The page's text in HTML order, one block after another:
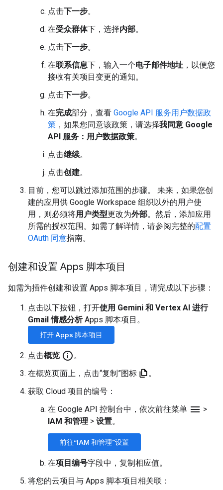
点击下一步。
在受众群体下，选择内部。
点击下一步。
在联系信息下，输入一个电子邮件地址 ，以便您
接收有关项目变更的通知。
点击下一步。
在完成部分，查看 Google API 服务用户数据政
策 ，如果您同意该政策，请选择我同意 Google
API 服务：用户数据政策。
点击继续。
点击创建。
目前，您可以跳过添加范围的步骤。 未来，如果您创
建的应用供 Google Workspace 组织以外的用户使
用，则必须将用户类型更改为外部。然后，添加应用
所需的授权范围。如需了解详情，请参阅完整的配置
OAuth 同意指南。
创建和设置 Apps 脚本项目
如需为插件创建和设置 Apps 脚本项目，请完成以下步骤：
点击以下按钮，打开使用 Gemini 和 Vertex AI 进行
Gmail 情感分析Apps 脚本项目。
打开 Apps 脚本项目
点击概览 info_outline 。
在概览页面上，点击“复制”图标
。
获取 Cloud 项目的编号：
在 Google API 控制台中，依次前往菜单 menu >
IAM 和管理 > 设置。
前往“IAM 和管理”设置
在项目编号字段中，复制相应值。
将您的云项目与 Apps 脚本项目相关联：